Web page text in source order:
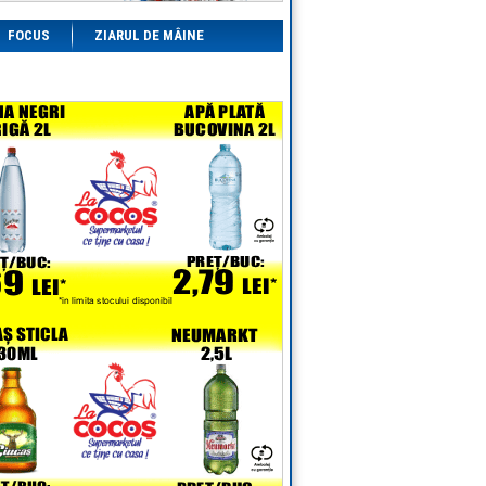
FOCUS ZIARUL DE MÂINE